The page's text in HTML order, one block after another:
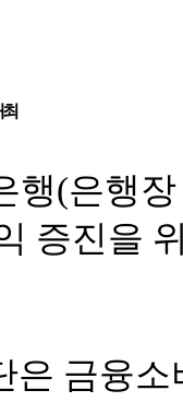
최
행(은행
증진을
은 금융